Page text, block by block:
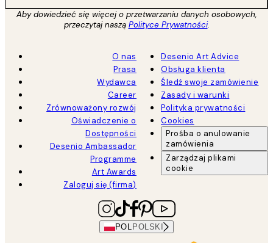
Aby dowiedzieć się więcej o przetwarzaniu danych osobowych,
przeczytaj naszą Polityce Prywatności.
O nas
Prasa
Wydawca
Career
Zrównoważony rozwój
Oświadczenie o
Dostępności
Desenio Ambassador
Programme
Art Awards
Zaloguj się (firma)
Desenio Art Advice
Obsługa klienta
Śledź swoje zamówienie
Zasady i warunki
Polityka prywatności
Cookies
Prośba o anulowanie
zamówienia
Zarządzaj plikami
cookie
POL POLSKI